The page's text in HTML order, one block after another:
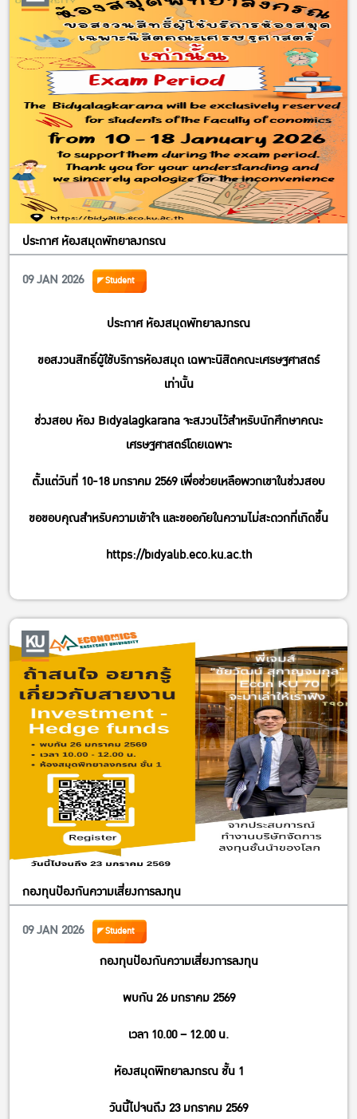
ประกาศ ห้องสมุดพัทยาลงกรณ
09 JAN 2026
Student
ประกาศ ห้องสมุดพัทยาลงกรณ
ขอสงวนสิทธิ์ผู้ใช้บริการห้องสมุด เฉพาะนิสิตคณะเศรษฐศาสตร์
เท่านั้น
ช่วงสอบ ห้อง Bidyalagkarana จะสงวนไว้สำหรับนักศึกษาคณะ
เศรษฐศาสตร์โดยเฉพาะ
ตั้งแต่วันที่ 10-18 มกราคม 2569 เพื่อช่วยเหลือพวกเขาในช่วงสอบ
ขอขอบคุณสำหรับความเข้าใจ และขออภัยในความไม่สะดวกที่เกิดขึ้น
https://bidyalib.eco.ku.ac.th
กองทุนป้องกันความเสี่ยงการลงทุน
09 JAN 2026
Student
กองทุนป้องกันความเสี่ยงการลงทุน
พบกัน 26 มกราคม 2569
เวลา 10.00 – 12.00 น.
ห้องสมุดพิทยาลงกรณ ชั้น 1
วันนี้ไปจนถึง 23 มกราคม 2569